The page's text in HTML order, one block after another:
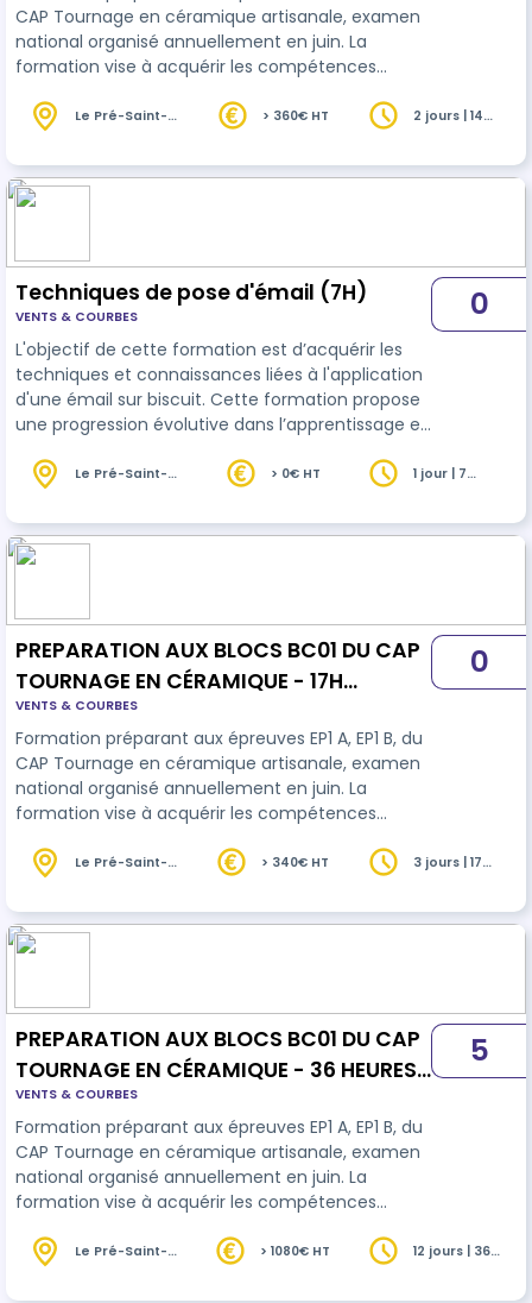
CAP Tournage en céramique artisanale, examen
national organisé annuellement en juin. La
formation vise à acquérir les compétences
Communication esthétique et technologie du
d’impressions et les modes de reproduction
d’images sont très mal connues et peu
de développer sa…
Le Pré-Saint-
> 360€ HT
2 jours | 14
Techniques de pose d'émail (7H)
VENTS & COURBES
L'objectif de cette formation est d’acquérir les
techniques et connaissances liées à l'application
d'une émail sur biscuit. Cette formation propose
une progression évolutive dans l’apprentissage et
0
Le Pré-Saint-
> 0€ HT
1 jour | 7
PREPARATION AUX BLOCS BC01 DU CAP
TOURNAGE EN CÉRAMIQUE - 17H
MODELAGE _ EMAILLAGE
VENTS & COURBES
Formation préparant aux épreuves EP1 A, EP1 B, du
CAP Tournage en céramique artisanale, examen
national organisé annuellement en juin. La
formation vise à acquérir les compétences
Communication esthétique et technologie du
week-end de 14H pour apprendre les techniques
de façonnage: pincé, colombin, plaque.
professeure . -…
0
Le Pré-Saint-
> 340€ HT
3 jours | 17
PREPARATION AUX BLOCS BC01 DU CAP
TOURNAGE EN CÉRAMIQUE - 36 HEURES
DE MODELAGE
VENTS & COURBES
Formation préparant aux épreuves EP1 A, EP1 B, du
CAP Tournage en céramique artisanale, examen
national organisé annuellement en juin. La
formation vise à acquérir les compétences
Communication esthétique et technologie du
5
Le Pré-Saint-
> 1080€ HT
12 jours | 36